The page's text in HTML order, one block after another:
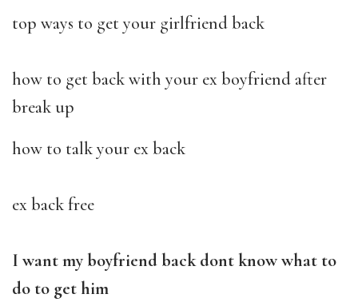
top ways to get your girlfriend back
how to get back with your ex boyfriend after
break up
how to talk your ex back
ex back free
I want my boyfriend back dont know what to
do to get him